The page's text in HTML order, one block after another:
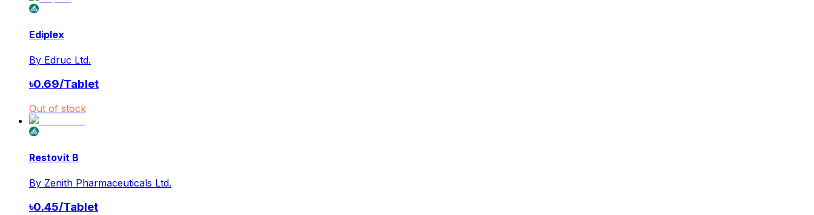
Ediplex
By Edruc Ltd.
৳0.69/Tablet
Out of stock
Restovit B
By Zenith Pharmaceuticals Ltd.
৳0.45/Tablet